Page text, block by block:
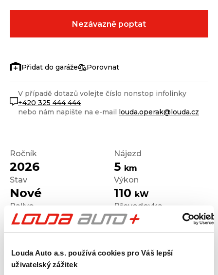
Louda Auto a.s. používá cookies pro Váš lepší
uživatelský zážitek
Ročník
2026
Nájezd
5 km
Stav
Nové
Výkon
110 kW
Palivo
Benzín
Převodovka
Manuální
Nezávazně poptat
Porovnat
V případě dotazů volejte číslo nonstop infolinky
+420 325 444 444
nebo nám napište na e-mail louda.operak@louda.cz